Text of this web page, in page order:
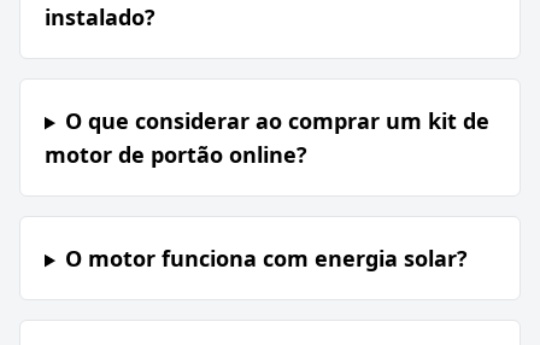
instalado?
O que considerar ao comprar um kit de
motor de portão online?
O motor funciona com energia solar?